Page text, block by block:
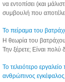
να εντοπίσει (και
συμβουλή που
Το πείραμα του
Η θεωρία του βατράχου
Την ξέρετε; Είναι πολύ
Το τελειότερο
ανθρώπινος